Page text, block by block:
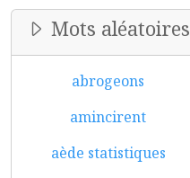
Mots aléatoires
abrogeons
amincirent
aède statistiques